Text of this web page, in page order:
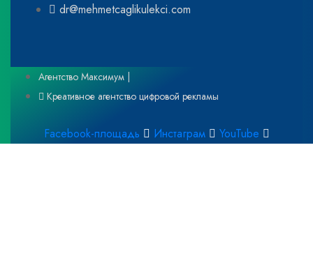
dr@mehmetcaglikulekci.com
Агентство Максимум |
Креативное агентство цифровой рекламы
Facebook-площадь Инстаграм YouTube